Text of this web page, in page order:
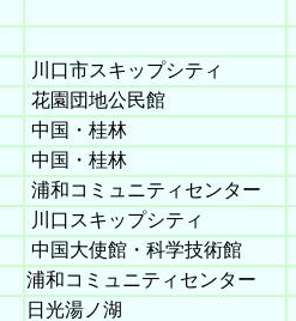
川口市スキップシティ
花園団地公民館
中国・桂林
中国・桂林
浦和コミュニティセンター
川口スキップシティ
中国大使館・科学技術館
浦和コミュニティセンター
日光湯ノ湖